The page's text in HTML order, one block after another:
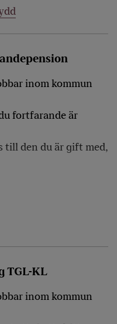
inom kommun
fortfarande är
till den du är gift med,
både till den
till dina barn. Till en
ut under fem år.
TGL-KL
inom kommun